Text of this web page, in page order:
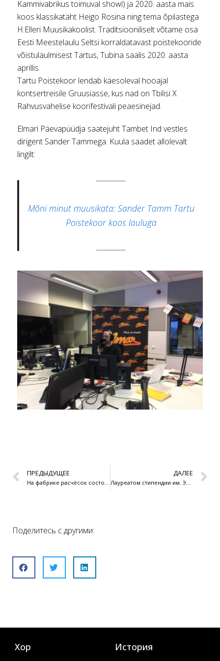
Kammivabrikus toimuval showl) ja 2020. aasta mais
koos klassikatäht Heigo Rosina ning tema õpilastega
H.Elleri Muusikakoolist. Traditsiooniliselt võtame osa
Eesti Meestelaulu Seltsi korraldatavast poistekooride
võistulaulmisest Tartus, Tubina saalis 2020. aasta
aprillis.
Tartu Poistekoor lendab käesoleval hooajal
kontsertreisile Gruusiasse, kus nad on Tbilisi X
Rahvusvahelise koorifestivali peaesinejad.
Elmari Päevapüüdja saatejuht Tambet Ind vestles
dirigent Sander Tammega. Kuula saadet allolevalt
lingilt:
Mõni minut muusikata: Sander Tamm Tartu
Poistekoor koos lauluga
ПРЕДЫДУЩЕЕ ДАЛЕЕ
Поделитесь с другими:
Хор История